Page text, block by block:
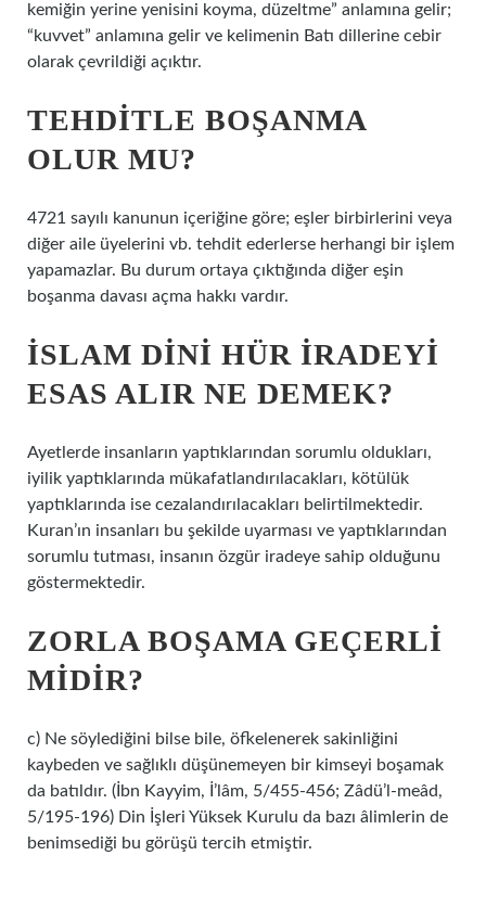
kemiğin yerine yenisini koyma, düzeltme” anlamına gelir;
“kuvvet” anlamına gelir ve kelimenin Batı dillerine cebir
olarak çevrildiği açıktır.
TEHDITLE BOŞANMA
OLUR MU?
4721 sayılı kanunun içeriğine göre; eşler birbirlerini veya
diğer aile üyelerini vb. tehdit ederlerse herhangi bir işlem
yapamazlar. Bu durum ortaya çıktığında diğer eşin
boşanma davası açma hakkı vardır.
İSLAM DINI HÜR IRADEYI
ESAS ALIR NE DEMEK?
Ayetlerde insanların yaptıklarından sorumlu oldukları,
iyilik yaptıklarında mükafatlandırılacakları, kötülük
yaptıklarında ise cezalandırılacakları belirtilmektedir.
Kuran’ın insanları bu şekilde uyarması ve yaptıklarından
sorumlu tutması, insanın özgür iradeye sahip olduğunu
göstermektedir.
ZORLA BOŞAMA GEÇERLI
MIDIR?
c) Ne söylediğini bilse bile, öfkelenerek sakinliğini
kaybeden ve sağlıklı düşünemeyen bir kimseyi boşamak
da batıldır. (İbn Kayyim, İ’lâm, 5/455-456; Zâdü’l-meâd,
5/195-196) Din İşleri Yüksek Kurulu da bazı âlimlerin de
benimsediği bu görüşü tercih etmiştir.